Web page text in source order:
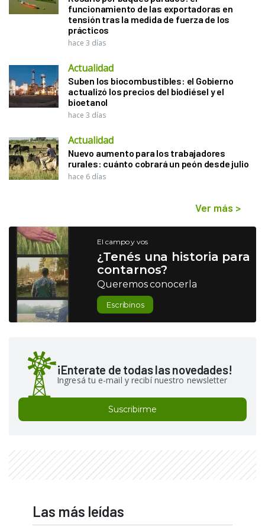
funcionamiento de las exportadoras en
tensión tras la medida de fuerza de los
prácticos
hace 3 días
Actualidad
Suben los biocombustibles: el Gobierno
actualizó los precios del biodiésel y el
bioetanol
hace 3 días
Actualidad
Nuevo aumento para los trabajadores
rurales: cuánto cobrará un peón desde julio
hace 6 días
Ver más >
El campo y vos
¿Tenés una historia para
contarnos?
Queremos conocerla
Escribinos
¡Enterate de todas las novedades!
Ingresá tu e-mail y recibí nuestro newsletter
Suscribirme
Las más leídas